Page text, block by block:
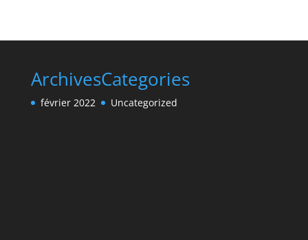
Archives
février 2022
Categories
Uncategorized